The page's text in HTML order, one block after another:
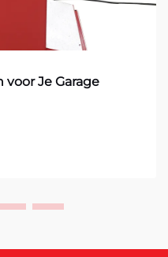
Je Garage